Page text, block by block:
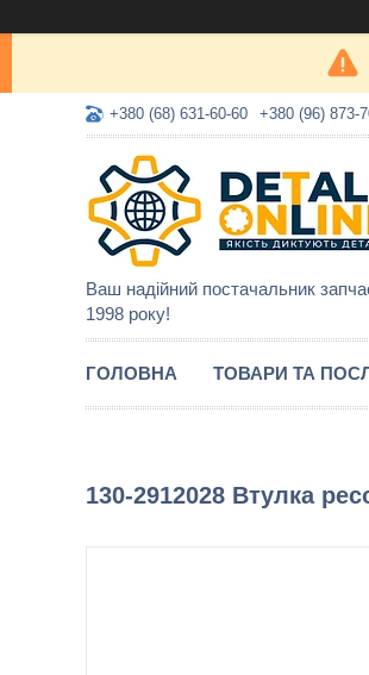
+380 (68) 631-60-60 +380 (96) 873-
Ваш надійний постачальник
1998 року!
ГОЛОВНА ТОВАРИ ТА
130-2912028 Втулка